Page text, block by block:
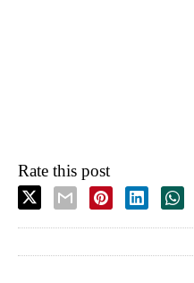
Rate this post